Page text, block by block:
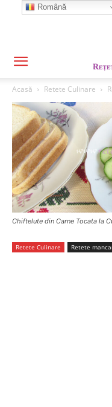
Acasă Retete Culinare
Chiftelute din Carne Tocata la
Retete Culinare Retete
Română